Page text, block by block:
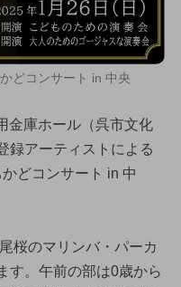
どコンサート in 中央
金庫ホール（呉市文化
録アーティストによる
どコンサート in 中
桜のマリンバ・パーカ
す。午前の部は0歳から